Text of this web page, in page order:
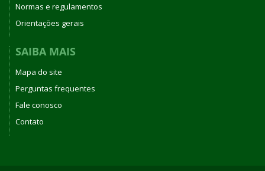
Normas e regulamentos
Orientações gerais
SAIBA MAIS
Mapa do site
Perguntas frequentes
Fale conosco
Contato